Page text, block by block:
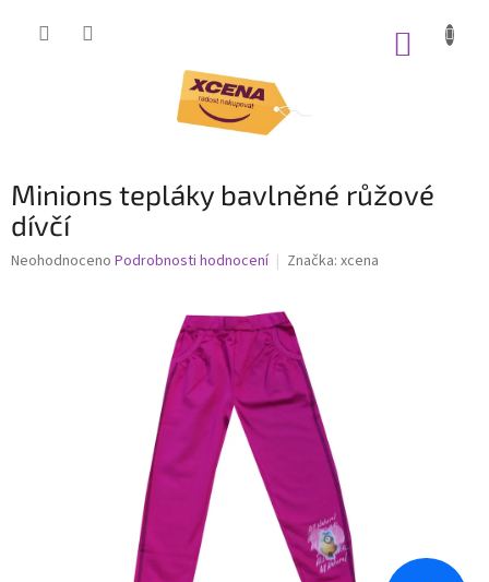
Minions tepláky bavlněné růžové
dívčí
Průměrné
Neohodnoceno Podrobnosti hodnocení Značka: xcena